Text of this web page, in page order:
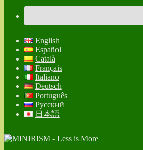
English
Español
Català
Français
Italiano
Deutsch
Português
Русский
日本語